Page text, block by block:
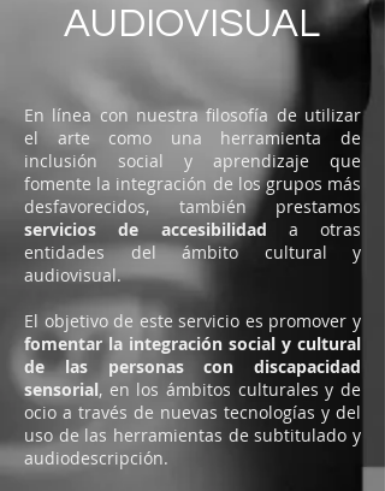
AUDIOVISUAL
En línea con nuestra filosofía de utilizar
el arte como una herramienta de
inclusión social y aprendizaje que
fomente la integración de los grupos más
desfavorecidos, también prestamos
servicios de accesibilidad a otras
entidades del ámbito cultural y
audiovisual.
El objetivo de este servicio es promover y
fomentar la integración social y cultural
de las personas con discapacidad
sensorial, en los ámbitos culturales y de
ocio a través de nuevas tecnologías y del
uso de las herramientas de subtitulado y
audiodescripción.